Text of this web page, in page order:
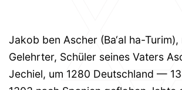
Jakob ben Ascher (Ba‘al ha-
Gelehrter, Schüler seines Vaters
Jechiel, um 1280 Deutschland —